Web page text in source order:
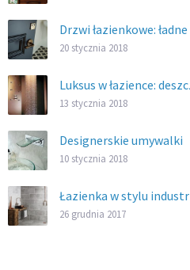
Drzwi łazienkowe:
20 stycznia 2018
Luksus w łazience:
13 stycznia 2018
Designerskie umywalki
10 stycznia 2018
Łazienka w stylu
26 grudnia 2017